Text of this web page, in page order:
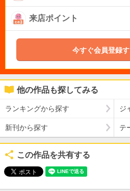
来店ポイント
今すぐ会員登録
他の作品も探してみる
ランキングから探す ジ
新刊から探す テ
この作品を共有する